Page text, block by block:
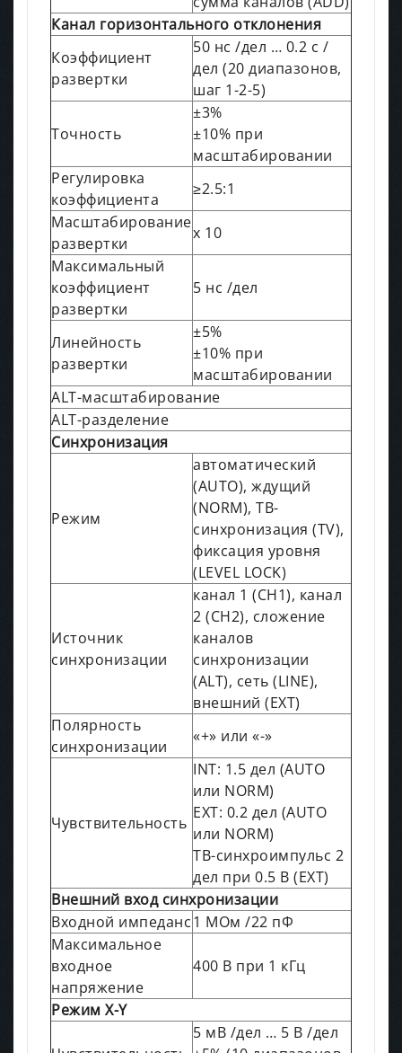
Канал горизонтального отклонения
Коэффициент
развертки
50 нс /дел … 0.2 с /
дел (20 диапазонов,
шаг 1-2-5)
Точность
±3%
±10% при
масштабировании
Регулировка
коэффициента
≥2.5:1
Масштабирование
развертки
х 10
Максимальный
коэффициент
развертки
5 нс /дел
Линейность
развертки
±5%
±10% при
масштабировании
ALT-масштабирование
ALT-разделение
Синхронизация
Режим
автоматический
(AUTO), ждущий
(NORM), ТВ-
синхронизация (TV),
фиксация уровня
(LEVEL LOCK)
Источник
синхронизации
канал 1 (CH1), канал
2 (CH2), сложение
каналов
синхронизации
(ALT), сеть (LINE),
внешний (EXT)
Полярность
синхронизации
«+» или «-»
Чувствительность
INT: 1.5 дел (AUTO
или NORM)
EXT: 0.2 дел (AUTO
или NORM)
ТВ-синхроимпульс 2
дел при 0.5 В (EXT)
Внешний вход синхронизации
Входной импеданс1 МОм /22 пФ
Максимальное
входное
напряжение
400 В при 1 кГц
Режим X-Y
5 мВ /дел … 5 В /дел